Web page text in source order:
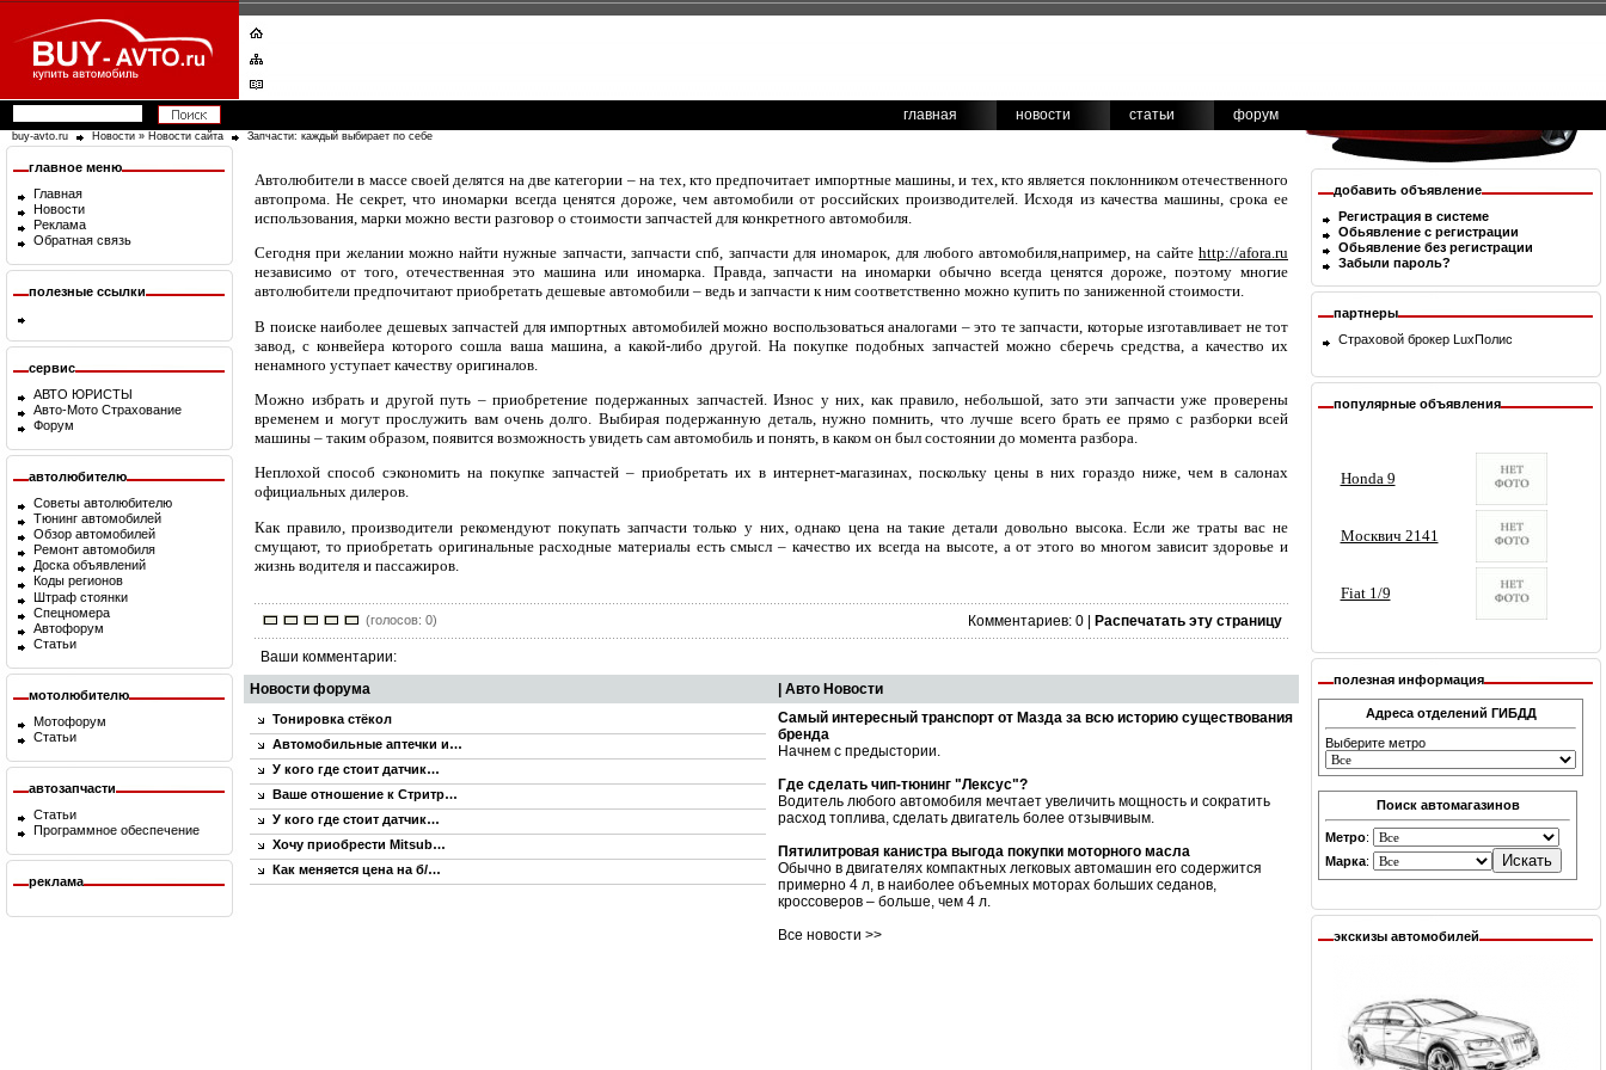
главная новости статьи форум
buy-avto.ru Новости » Новости сайта Запчасти: каждый выбирает по себе
главное меню
Главная
Новости
Реклама
Обратная связь
полезные ссылки
сервис
АВТО ЮРИСТЫ
Авто-Мото Страхование
Форум
автолюбителю
Советы автолюбителю
Тюнинг автомобилей
Обзор автомобилей
Ремонт автомобиля
Доска объявлений
Коды регионов
Штраф стоянки
Спецномера
Автофорум
Статьи
мотолюбителю
Мотофорум
Статьи
автозапчасти
Статьи
Программное обеспечение
реклама
Автолюбители в массе своей делятся на две категории – на тех, кто предпочитает импортные машины, и тех, кто является поклонником отечественного
автопрома. Не секрет, что иномарки всегда ценятся дороже, чем автомобили от российских производителей. Исходя из качества машины, срока ее
использования, марки можно вести разговор о стоимости запчастей для конкретного автомобиля.
Сегодня при желании можно найти нужные запчасти, запчасти спб, запчасти для иномарок, для любого автомобиля,например, на сайте http://afora.ru
независимо от того, отечественная это машина или иномарка. Правда, запчасти на иномарки обычно всегда ценятся дороже, поэтому многие
автолюбители предпочитают приобретать дешевые автомобили – ведь и запчасти к ним соответственно можно купить по заниженной стоимости.
В поиске наиболее дешевых запчастей для импортных автомобилей можно воспользоваться аналогами – это те запчасти, которые изготавливает не тот
завод, с конвейера которого сошла ваша машина, а какой-либо другой. На покупке подобных запчастей можно сберечь средства, а качество их
ненамного уступает качеству оригиналов.
Можно избрать и другой путь – приобретение подержанных запчастей. Износ у них, как правило, небольшой, зато эти запчасти уже проверены
временем и могут прослужить вам очень долго. Выбирая подержанную деталь, нужно помнить, что лучше всего брать ее прямо с разборки всей
машины – таким образом, появится возможность увидеть сам автомобиль и понять, в каком он был состоянии до момента разбора.
Неплохой способ сэкономить на покупке запчастей – приобретать их в интернет-магазинах, поскольку цены в них гораздо ниже, чем в салонах
официальных дилеров.
Как правило, производители рекомендуют покупать запчасти только у них, однако цена на такие детали довольно высока. Если же траты вас не
смущают, то приобретать оригинальные расходные материалы есть смысл – качество их всегда на высоте, а от этого во многом зависит здоровье и
жизнь водителя и пассажиров.
(голосов: 0) Комментариев: 0 | Распечатать эту страницу
Ваши комментарии:
Новости форума
| Авто Новости
Тонировка стёкол
Автомобильные аптечки и…
У кого где стоит датчик…
Ваше отношение к Стритр…
У кого где стоит датчик…
Хочу приобрести Mitsub…
Как меняется цена на б/…
Самый интересный транспорт от Мазда за всю историю существования
бренда
Начнем с предыстории.
Где сделать чип-тюнинг "Лексус"?
Водитель любого автомобиля мечтает увеличить мощность и сократить
расход топлива, сделать двигатель более отзывчивым.
Пятилитровая канистра выгода покупки моторного масла
Обычно в двигателях компактных легковых автомашин его содержится
примерно 4 л, в наиболее объемных моторах больших седанов,
кроссоверов – больше, чем 4 л.
Все новости >>
добавить объявление
Регистрация в системе
Обьявление с регистрации
Обьявление без регистрации
Забыли пароль?
партнеры
Страховой брокер LuxПолис
популярные объявления
полезная информация
Адреса отделений ГИБДД
Выберите метро
Поиск автомагазинов
Метро:
Марка:
экскизы автомобилей